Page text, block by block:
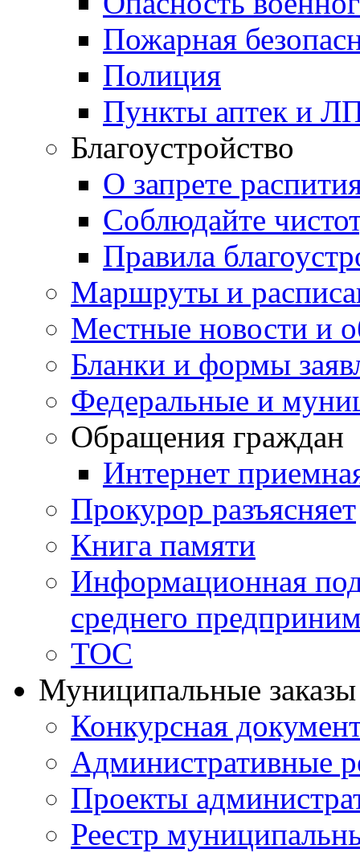
Пожарная
Полиция
Пункты аптек и
Благоустройство
О запрете
Соблюдайте
Правила
Маршруты и
Местные новости и
Бланки и формы
Федеральные и
Обращения граждан
Интернет
Прокурор разъясняет
Книга памяти
Информационная
среднего
ТОС
Муниципальные
Конкурсная
Административные
Проекты
Реестр